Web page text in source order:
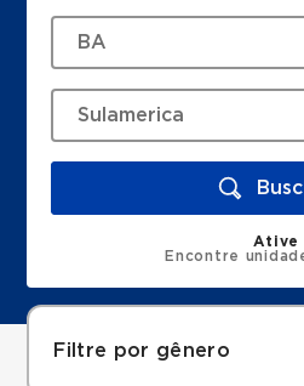
Ative
Encontre
Filtre por gênero